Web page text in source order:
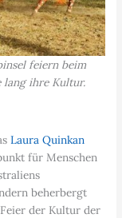
feiern beim
lang ihre Kultur.
Laura Quinkan
für Menschen
beherbergt
der Kultur der